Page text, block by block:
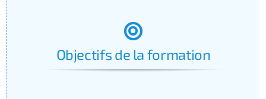
Objectifs de la formation